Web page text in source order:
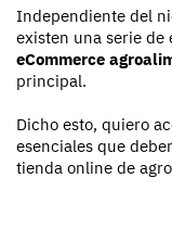
Independiente del
existen una serie de
eCommerce
principal.
Dicho esto, quiero
esenciales que
tienda online de